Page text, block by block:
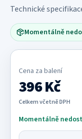
Technické
Momentálně
Cena za balení
396 Kč
Celkem včetně DPH
Momentálně